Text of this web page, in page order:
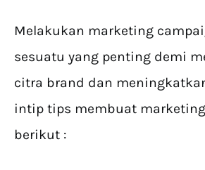
Melakukan marketing
sesuatu yang penting demi
citra brand dan
intip tips membuat
berikut :